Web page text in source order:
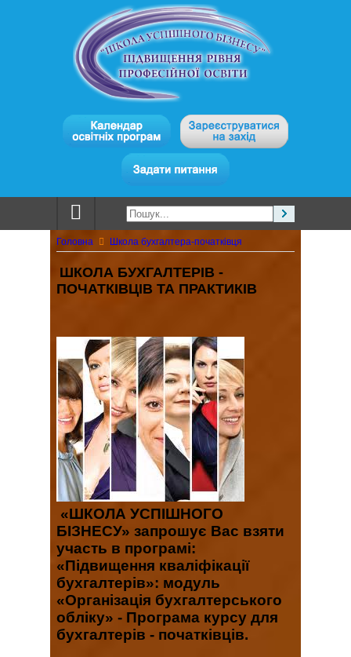
Головна Школа бухгалтера-початківця
ШКОЛА БУХГАЛТЕРІВ -
ПОЧАТКІВЦІВ ТА ПРАКТИКІВ
«ШКОЛА УСПІШНОГО
БІЗНЕСУ» запрошує Вас взяти
участь в програмі:
«Підвищення кваліфікації
бухгалтерів»: модуль
«Організація бухгалтерського
обліку» - Програма курсу для
бухгалтерів - початківців.